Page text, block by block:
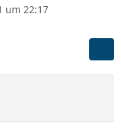
um 22:17